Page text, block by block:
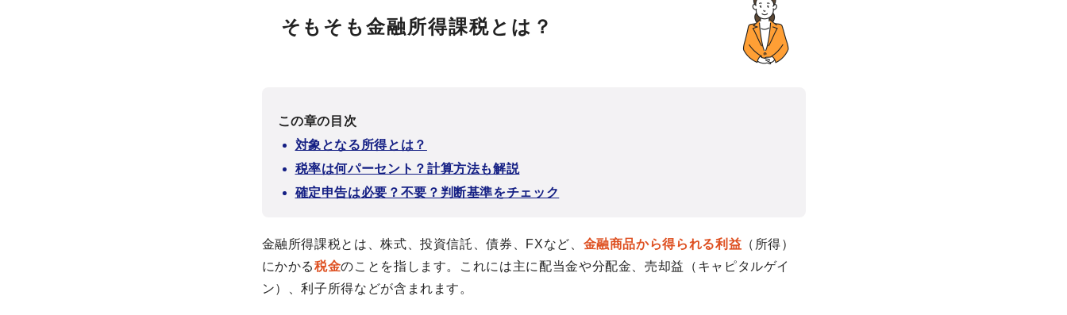
そもそも金融所得課税とは？
この章の目次
対象となる所得とは？
税率は何パーセント？計算方法も解説
確定申告は必要？不要？判断基準をチェック
金融所得課税とは、株式、投資信託、債券、FXなど、 金融商品から得られる利益 （所得）
にかかる税金のことを指します。これには主に配当金や分配金、売却益（キャピタルゲイ
ン）、利子所得などが含まれます。